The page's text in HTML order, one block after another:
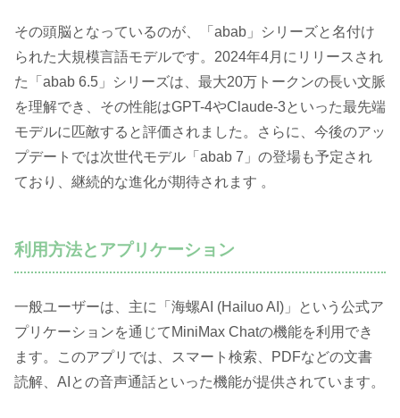
その頭脳となっているのが、「abab」シリーズと名付け
られた大規模言語モデルです。2024年4月にリリースされ
た「abab 6.5」シリーズは、最大20万トークンの長い文脈
を理解でき、その性能はGPT-4やClaude-3といった最先端
モデルに匹敵すると評価されました。さらに、今後のアッ
プデートでは次世代モデル「abab 7」の登場も予定され
ており、継続的な進化が期待されます 。
利用方法とアプリケーション
一般ユーザーは、主に「海螺AI (Hailuo AI)」という公式ア
プリケーションを通じてMiniMax Chatの機能を利用でき
ます。このアプリでは、スマート検索、PDFなどの文書
読解、AIとの音声通話といった機能が提供されています。